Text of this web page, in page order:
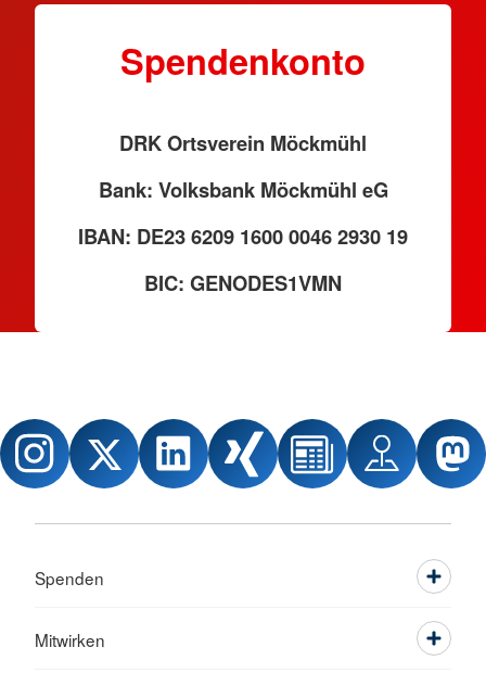
Spendenkonto
DRK Ortsverein Möckmühl
Bank: Volksbank Möckmühl eG
IBAN: DE23 6209 1600 0046 2930 19
BIC: GENODES1VMN
Spenden
Mitwirken